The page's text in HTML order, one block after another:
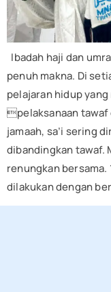
Ibadah haji dan
penuh makna. Di
pelajaran hidup
pelaksanaan tawaf
jamaah, sa’i sering
dibandingkan tawaf.
renungkan bersama.
dilakukan dengan